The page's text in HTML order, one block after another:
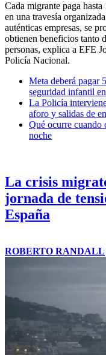
Cada migrante paga
en una travesía
auténticas empresas, se
obtienen beneficios tanto
personas, explica a EFE
Policía Nacional.
Meta deberá pagar
seguridad infantil
La Policía
aforo y salidas de
Qué ocurre cuando
noche
La crisis
jornada de
España
ROBERTO RANDALL